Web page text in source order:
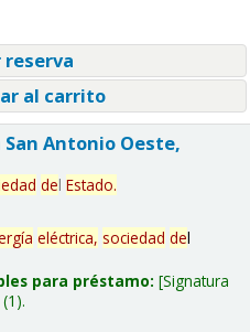
al carrito
Antonio Oeste,
del Estado.
eléctrica, sociedad del
para préstamo: Signatura
(1).